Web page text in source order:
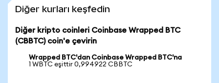
Diğer kurları keşfedin
Diğer kripto coinleri Coinbase Wrapped BTC
(CBBTC) coin'e çevirin
Wrapped BTC'dan Coinbase Wrapped BTC'na
1 WBTC eşittir 0,994922 CBBTC